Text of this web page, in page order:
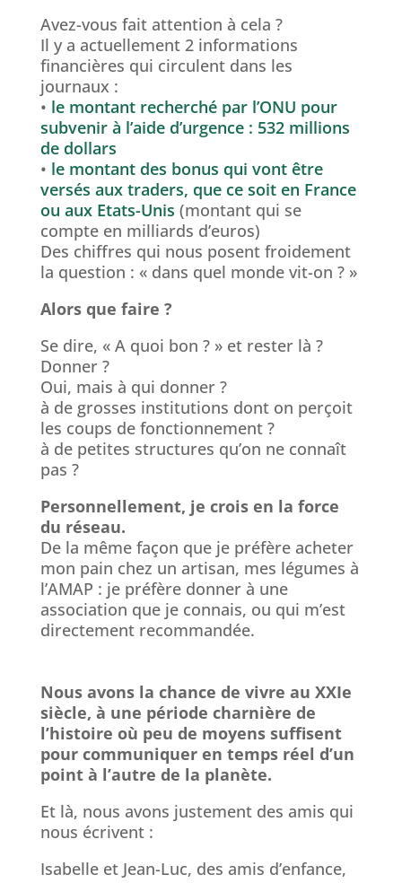
Avez-vous fait attention à cela ?
Il y a actuellement 2 informations
financières qui circulent dans les
journaux :
• le montant recherché par l’ONU pour
subvenir à l’aide d’urgence : 532 millions
de dollars
• le montant des bonus qui vont être
versés aux traders, que ce soit en France
ou aux Etats-Unis (montant qui se
compte en milliards d’euros)
Des chiffres qui nous posent froidement
la question : « dans quel monde vit-on ? »
Alors que faire ?
Se dire, « A quoi bon ? » et rester là ?
Donner ?
Oui, mais à qui donner ?
à de grosses institutions dont on perçoit
les coups de fonctionnement ?
à de petites structures qu’on ne connaît
pas ?
Personnellement, je crois en la force
du réseau.
De la même façon que je préfère acheter
mon pain chez un artisan, mes légumes à
l’AMAP : je préfère donner à une
association que je connais, ou qui m’est
directement recommandée.
Nous avons la chance de vivre au XXIe
siècle, à une période charnière de
l’histoire où peu de moyens suffisent
pour communiquer en temps réel d’un
point à l’autre de la planète.
Et là, nous avons justement des amis qui
nous écrivent :
Isabelle et Jean-Luc, des amis d’enfance,